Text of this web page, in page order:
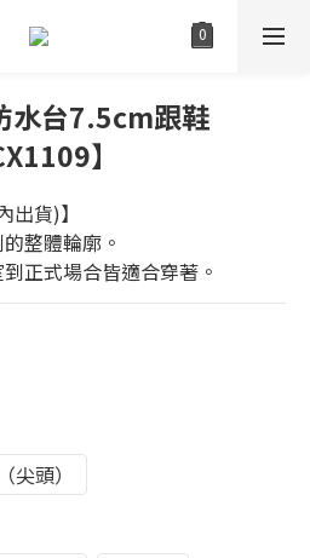
水台7.5cm跟鞋
】
出貨)】
整體輪廓。
正式場合皆適合穿著。
尖頭）